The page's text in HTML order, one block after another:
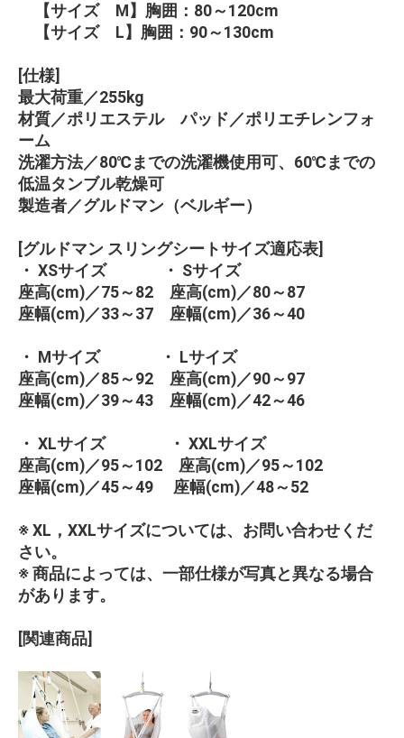
【サイズ M】胸囲：80～120cm
【サイズ L】胸囲：90～130cm
[仕様]
最大荷重／255kg
材質／ポリエステル パッド／ポリエチレンフォ
ーム
洗濯方法／80℃までの洗濯機使用可、60℃までの
低温タンブル乾燥可
製造者／グルドマン（ベルギー）
[グルドマン スリングシートサイズ適応表]
・ XSサイズ ・ Sサイズ
座高(cm)／75～82 座高(cm)／80～87
座幅(cm)／33～37 座幅(cm)／36～40
・ Mサイズ ・ Lサイズ
座高(cm)／85～92 座高(cm)／90～97
座幅(cm)／39～43 座幅(cm)／42～46
・ XLサイズ ・ XXLサイズ
座高(cm)／95～102 座高(cm)／95～102
座幅(cm)／45～49 座幅(cm)／48～52
※ XL，XXLサイズについては、お問い合わせくだ
さい。
※ 商品によっては、一部仕様が写真と異なる場合
があります。
[関連商品]